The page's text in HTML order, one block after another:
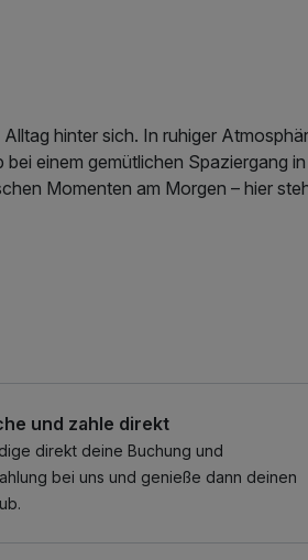
hinter sich. In ruhiger
einem gemütlichen Spaziergang in
Momenten am Morgen – hier
für eine kurze Auszeit oder ein
und zahle direkt
direkt deine Buchung und
bei uns und genieße dann deinen